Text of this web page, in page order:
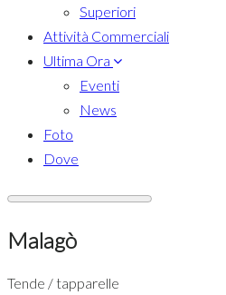
Superiori
Attività Commerciali
Ultima Ora
Eventi
News
Foto
Dove
Malagò
Tende / tapparelle